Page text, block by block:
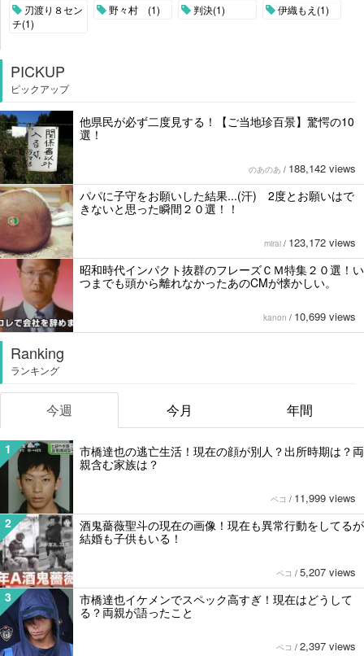
刃渡り８セン
チ(1)
野々村 (1) 判決(1) 伊織もえ(1)
PICKUP
ピックアップ
他県民が必ず二度見する！【ご当地珍百景】驚愕の10
選！
のあのあ / 188,142 views
パパに子守をお願いした結果...(汗) 2度とお願いはで
きないと思った瞬間２０選！！
mirai / 123,172 views
昭和時代インパクト抜群のフレーズＣＭ特集２０選！い
つまでも頭から離れなかったあのCMが懐かしい。
kanon / 10,699 views
Ranking
ランキング
今週 今月 年間
1
市橋達也の逃亡生活！現在の顔が別人？出所時期は？両
親含む家族は？
ペコ / 11,999 views
2
酒鬼薔薇聖斗の現在の画像！現在も異常行動をしてるが
結婚も子供もいる！
ペコ / 5,207 views
3
市橋達也イケメンでスペック高すぎ！現在はどうして
る？両親が語ったこと
ペコ / 2,397 views